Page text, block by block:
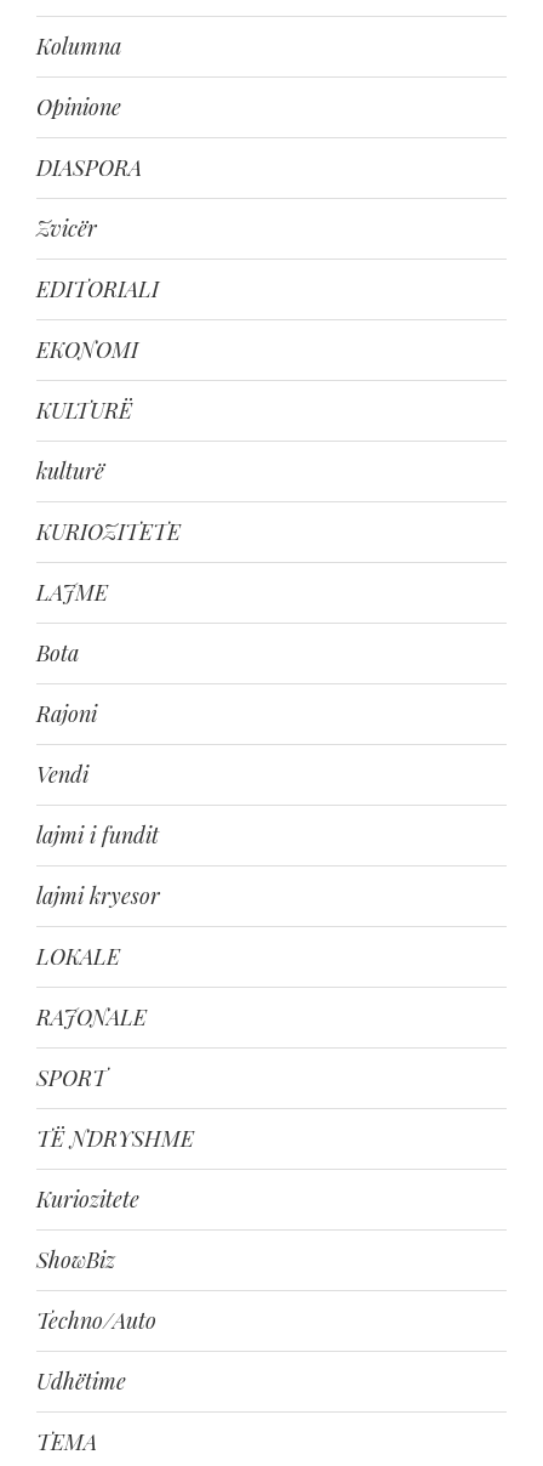
Kolumna
Opinione
DIASPORA
Zvicër
EDITORIALI
EKONOMI
KULTURË
kulturë
KURIOZITETE
LAJME
Bota
Rajoni
Vendi
lajmi i fundit
lajmi kryesor
LOKALE
RAJONALE
SPORT
TË NDRYSHME
Kuriozitete
ShowBiz
Techno/Auto
Udhëtime
TEMA